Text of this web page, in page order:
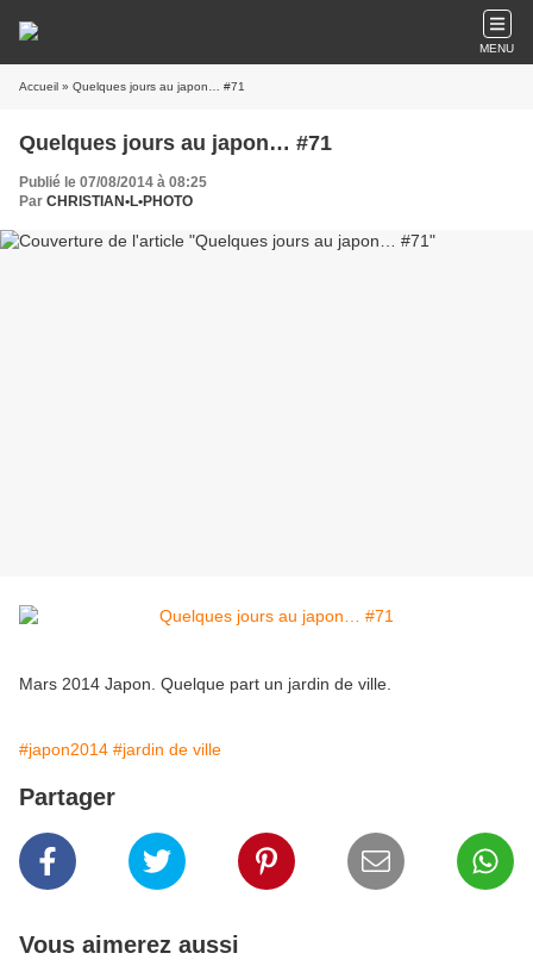
MENU
Accueil » Quelques jours au japon… #71
Quelques jours au japon… #71
Publié le 07/08/2014 à 08:25
Par CHRISTIAN•L•PHOTO
Mars 2014 Japon. Quelque part un jardin de ville.
#japon2014 #jardin de ville
Partager
Vous aimerez aussi